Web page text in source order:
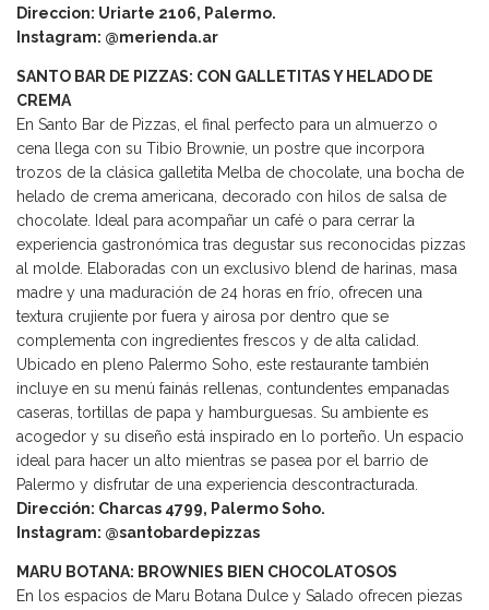
Direccion: Uriarte 2106, Palermo.
Instagram: @merienda.ar
SANTO BAR DE PIZZAS: CON GALLETITAS Y HELADO DE
CREMA
En Santo Bar de Pizzas, el final perfecto para un almuerzo o
cena llega con su Tibio Brownie, un postre que incorpora
trozos de la clásica galletita Melba de chocolate, una bocha de
helado de crema americana, decorado con hilos de salsa de
chocolate. Ideal para acompañar un café o para cerrar la
experiencia gastronómica tras degustar sus reconocidas pizzas
al molde. Elaboradas con un exclusivo blend de harinas, masa
madre y una maduración de 24 horas en frío, ofrecen una
textura crujiente por fuera y airosa por dentro que se
complementa con ingredientes frescos y de alta calidad.
Ubicado en pleno Palermo Soho, este restaurante también
incluye en su menú fainás rellenas, contundentes empanadas
caseras, tortillas de papa y hamburguesas. Su ambiente es
acogedor y su diseño está inspirado en lo porteño. Un espacio
ideal para hacer un alto mientras se pasea por el barrio de
Palermo y disfrutar de una experiencia descontracturada.
Dirección: Charcas 4799, Palermo Soho.
Instagram: @santobardepizzas
MARU BOTANA: BROWNIES BIEN CHOCOLATOSOS
En los espacios de Maru Botana Dulce y Salado ofrecen piezas